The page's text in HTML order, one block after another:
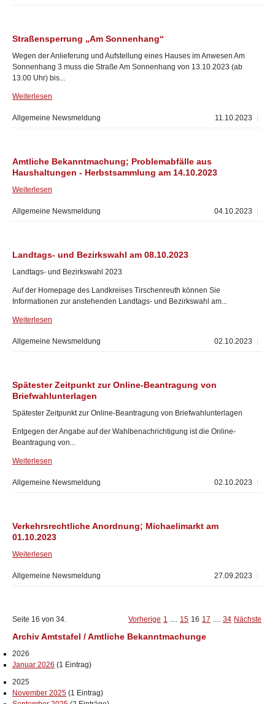
Straßensperrung „Am Sonnenhang“
Wegen der Anlieferung und Aufstellung eines Hauses im Anwesen Am
Sonnenhang 3 muss die Straße Am Sonnenhang von 13.10.2023 (ab
13.00 Uhr) bis...
Weiterlesen
11.10.2023
Allgemeine Newsmeldung
Amtliche Bekanntmachung; Problemabfälle aus
Haushaltungen - Herbstsammlung am 14.10.2023
Weiterlesen
04.10.2023
Allgemeine Newsmeldung
Landtags- und Bezirkswahl am 08.10.2023
Landtags- und Bezirkswahl 2023
Auf der Homepage des Landkreises Tirschenreuth können Sie
Informationen zur anstehenden Landtags- und Bezirkswahl am...
Weiterlesen
02.10.2023
Allgemeine Newsmeldung
Spätester Zeitpunkt zur Online-Beantragung von
Briefwahlunterlagen
Spätester Zeitpunkt zur Online-Beantragung von Briefwahlunterlagen
Entgegen der Angabe auf der Wahlbenachrichtigung ist die Online-
Beantragung von...
Weiterlesen
02.10.2023
Allgemeine Newsmeldung
Verkehrsrechtliche Anordnung; Michaelimarkt am
01.10.2023
Weiterlesen
27.09.2023
Allgemeine Newsmeldung
Seite 16 von 34. Vorherige 1 .... 15 16 17 .... 34 Nächste
Archiv Amtstafel / Amtliche Bekanntmachunge
2026
Januar 2026 (1 Eintrag)
2025
November 2025 (1 Eintrag)